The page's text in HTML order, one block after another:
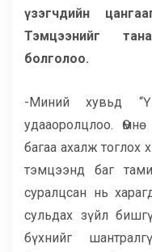
үзэгчдийн
Тэмцээнийг
болголоо.
-Миний хувьд
удааоролцлоо.
багаа ахалж тоглох
тэмцээнд баг
суралцсан нь
сульдах зүйл
бүхнийг